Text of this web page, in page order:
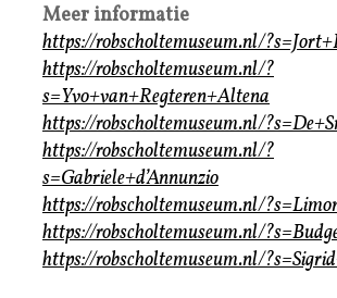
Meer informatie
https://robscholtemuseum.nl/
https://robscholtemuseum.nl/?
s=Yvo+van+Regteren+Altena
https://robscholtemuseum.nl/
https://robscholtemuseum.nl/?
s=Gabriele+d’Annunzio
https://robscholtemuseum.nl/
https://robscholtemuseum.nl/
https://robscholtemuseum.nl/